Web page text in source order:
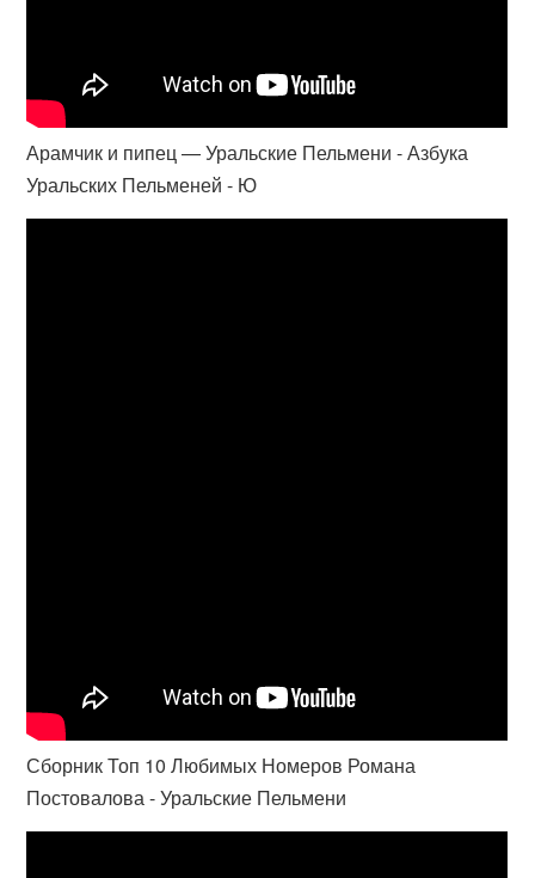
Арамчик и пипец — Уральские Пельмени - Азбука
Уральских Пельменей - Ю
Сборник Топ 10 Любимых Номеров Романа
Постовалова - Уральские Пельмени